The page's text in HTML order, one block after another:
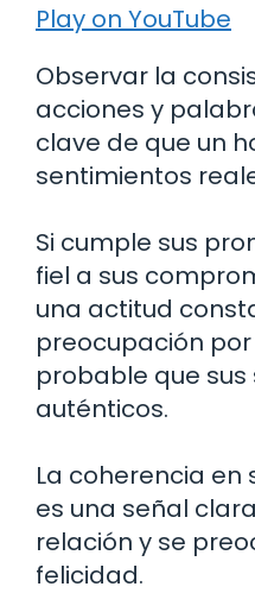
Play on YouTube
Observar la
acciones y
clave de que un
sentimientos
Si cumple sus
fiel a sus
una actitud
preocupación
probable que
auténticos.
La coherencia
es una señal
relación y se
felicidad.